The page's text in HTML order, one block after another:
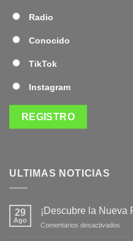
Radio
Conocido
TikTok
Instagram
ULTIMAS NOTICIAS
29
Ago
¡Descubre la Nueva
Comentarios desactivados